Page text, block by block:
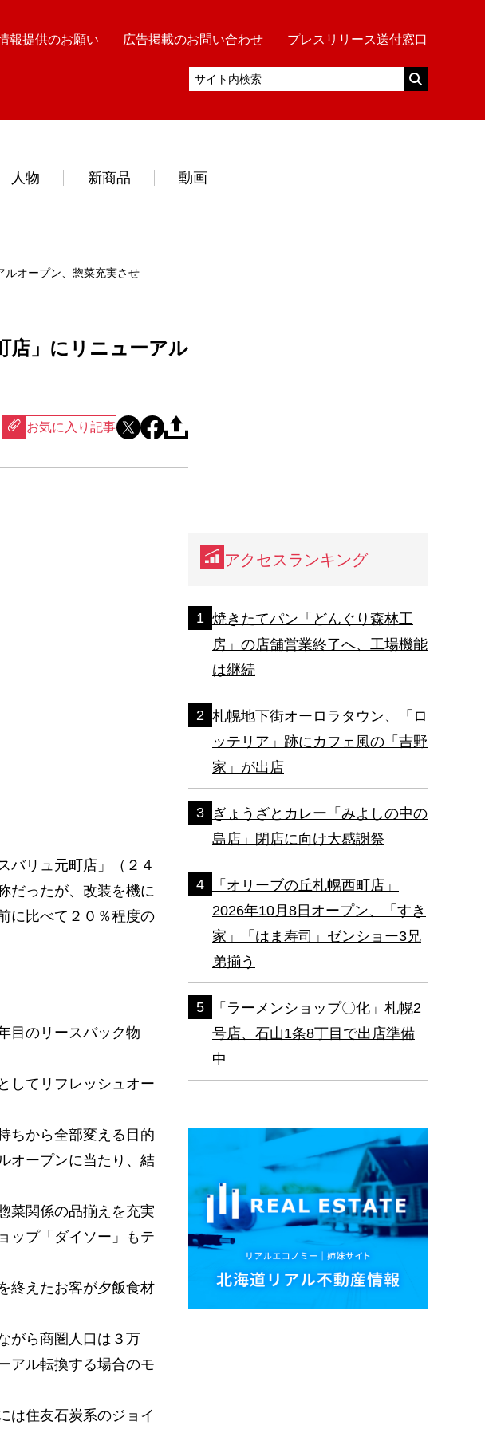
報提供のお願い 広告掲載のお問い合わせ プレスリリース送付窓口
人物 新商品 動画
オープン、惣菜充実させ地域に密着した店作り
店」にリニューアル
お気に入り記事
バリュ元町店」（２４
だったが、改装を機に
に比べて２０％程度の
目のリースバック物
してリフレッシュオー
ちから全部変える目的
オープンに当たり、結
菜関係の品揃えを充実
ップ「ダイソー」もテ
終えたお客が夕飯食材
がら商圏人口は３万
アル転換する場合のモ
は住友石炭系のジョイ
アクセスランキング
焼きたてパン「どんぐり森林工
房」の店舗営業終了へ、工場機能
は継続
札幌地下街オーロラタウン、「ロ
ッテリア」跡にカフェ風の「吉野
家」が出店
ぎょうざとカレー「みよしの中の
島店」閉店に向け大感謝祭
「オリーブの丘札幌西町店」
2026年10月8日オープン、「すき
家」「はま寿司」ゼンショー3兄
弟揃う
「ラーメンショップ〇化」札幌2
号店、石山1条8丁目で出店準備
中